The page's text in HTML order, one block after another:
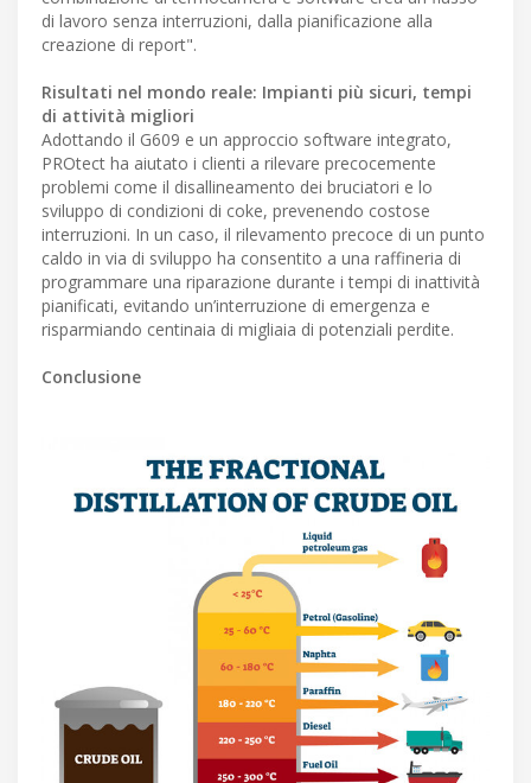
di lavoro senza interruzioni, dalla pianificazione alla
creazione di report".
Risultati nel mondo reale: Impianti più sicuri, tempi
di attività migliori
Adottando il G609 e un approccio software integrato,
PROtect ha aiutato i clienti a rilevare precocemente
problemi come il disallineamento dei bruciatori e lo
sviluppo di condizioni di coke, prevenendo costose
interruzioni. In un caso, il rilevamento precoce di un punto
caldo in via di sviluppo ha consentito a una raffineria di
programmare una riparazione durante i tempi di inattività
pianificati, evitando un’interruzione di emergenza e
risparmiando centinaia di migliaia di potenziali perdite.
Conclusione